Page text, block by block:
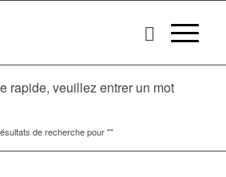
rapide, veuillez entrer un mot
de recherche pour ""